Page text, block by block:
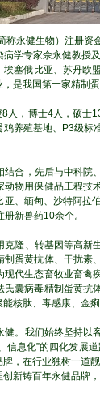
称永健生物）注册
学专家佘永健教授
塞俄比亚、苏丹欧
是我国第一家精制
，博士4人，硕士
养殖基地、P3级
合，先后与中科院
物用保健品工程
、缅甸、沙特阿拉
新兽药10余个。
隆、转基因等高新
蛋黄抗体、干扰
代生态畜牧业畜禽
囊病毒精制蛋黄
核肽、毒感康、金
。我们始终坚持以
信息化”的四化发展
在行业独树一道靓
新铸百年永健品牌